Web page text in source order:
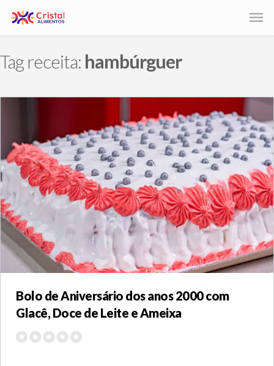
Tag receita: hambúrguer
Bolo de Aniversário dos anos 2000 com
Glacê, Doce de Leite e Ameixa